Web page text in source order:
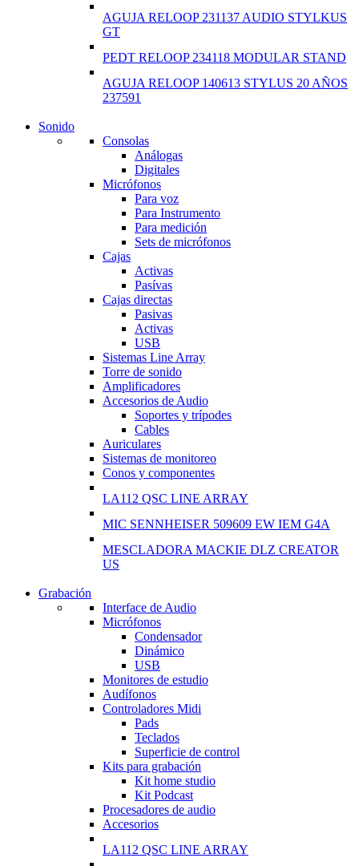
AGUJA RELOOP 231137 AUDIO STYLKUS
GT
PEDT RELOOP 234118 MODULAR STAND
AGUJA RELOOP 140613 STYLUS 20 AÑOS
237591
Sonido
Consolas
Análogas
Digitales
Micrófonos
Para voz
Para Instrumento
Para medición
Sets de micrófonos
Cajas
Activas
Pasívas
Cajas directas
Pasivas
Activas
USB
Sistemas Line Array
Torre de sonido
Amplificadores
Accesorios de Audio
Soportes y trípodes
Cables
Auriculares
Sistemas de monitoreo
Conos y componentes
LA112 QSC LINE ARRAY
MIC SENNHEISER 509609 EW IEM G4A
MESCLADORA MACKIE DLZ CREATOR
US
Grabación
Interface de Audio
Micrófonos
Condensador
Dinámico
USB
Monitores de estudio
Audífonos
Controladores Midi
Pads
Teclados
Superficie de control
Kits para grabación
Kit home studio
Kit Podcast
Procesadores de audio
Accesorios
LA112 QSC LINE ARRAY